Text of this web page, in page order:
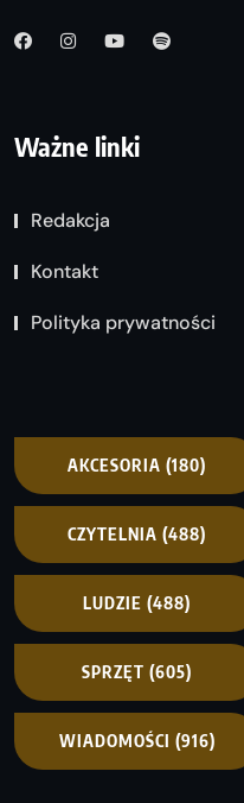
Ważne linki
Redakcja
Kontakt
Polityka prywatności
AKCESORIA (180)
CZYTELNIA (488)
LUDZIE (488)
SPRZĘT (605)
WIADOMOŚCI (916)